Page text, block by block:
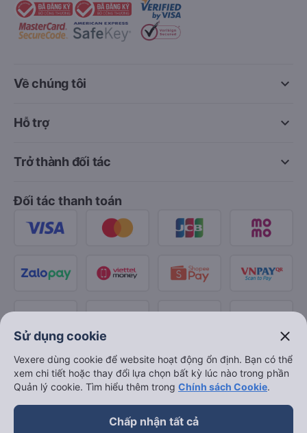
keyboard_arrow_down
Về chúng tôi
keyboard_arrow_down
Hỗ trợ
keyboard_arrow_down
Trở thành đối tác
Đối tác thanh toán
Sử dụng cookie close
Vexere dùng cookie để website hoạt động ổn định. Bạn có thể
xem chi tiết hoặc thay đổi lựa chọn bất kỳ lúc nào trong phần
Quản lý cookie. Tìm hiểu thêm trong Chính sách Cookie.
Chấp nhận tất cả